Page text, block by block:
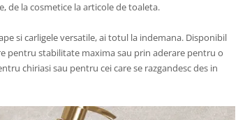
de la cosmetice la articole de toaleta.
si carligele versatile, ai totul la indemana. Disponibil
pentru stabilitate maxima sau prin aderare pentru o
chiriasi sau pentru cei care se razgandesc des in